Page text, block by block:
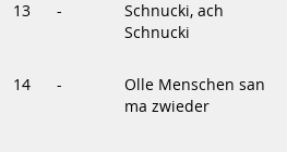
13 -
Schnucki, ach
Schnucki
14 -
Olle Menschen san
ma zwieder